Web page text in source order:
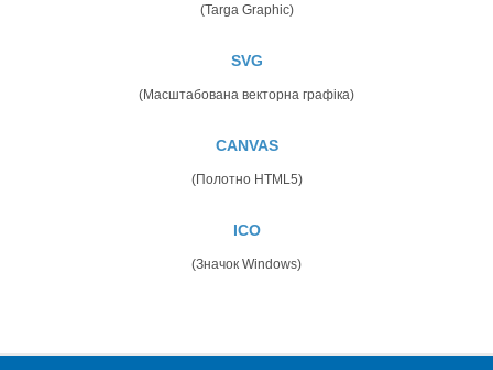
(Targa Graphic)
SVG
(Масштабована векторна графіка)
CANVAS
(Полотно HTML5)
ICO
(Значок Windows)